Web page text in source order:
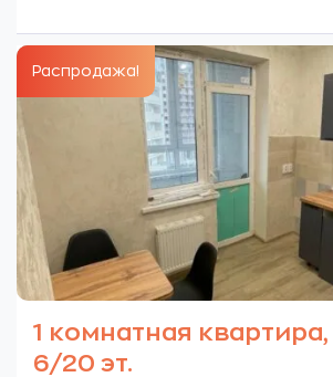
Распродажа!
1 комнатная квартира,
6/20 эт.